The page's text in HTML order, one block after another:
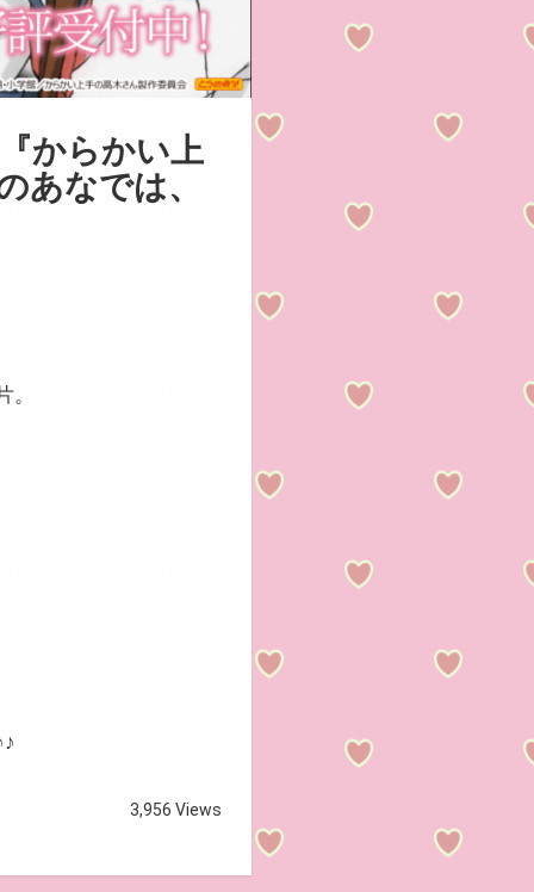
からかい上
あなでは、
3,956 Views